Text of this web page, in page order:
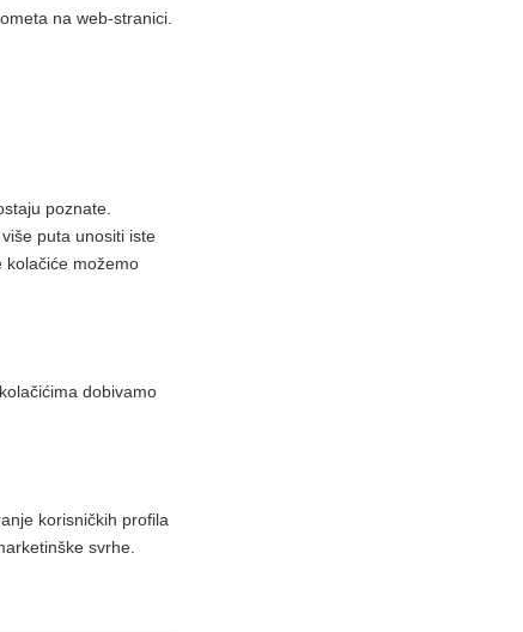
na web-stranici.
poznate.
puta unositi iste
kolačiće možemo
dobivamo
korisničkih profila
svrhe.